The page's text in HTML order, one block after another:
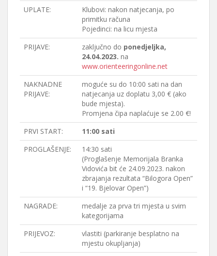
UPLATE:
Klubovi: nakon natjecanja, po
primitku računa
Pojedinci: na licu mjesta
PRIJAVE:
zaključno do ponedjeljka,
24.04.2023. na
www.orienteeringonline.net
NAKNADNE
PRIJAVE:
moguće su do 10:00 sati na dan
natjecanja uz doplatu 3,00 € (ako
bude mjesta).
Promjena čipa naplaćuje se 2.00 €!
PRVI START:
11:00 sati
PROGLAŠENJE:
14:30 sati
(Proglašenje Memorijala Branka
Vidovića bit će 24.09.2023. nakon
zbrajanja rezultata “Bilogora Open”
i “19. Bjelovar Open”)
NAGRADE:
medalje za prva tri mjesta u svim
kategorijama
PRIJEVOZ:
vlastiti (parkiranje besplatno na
mjestu okupljanja)